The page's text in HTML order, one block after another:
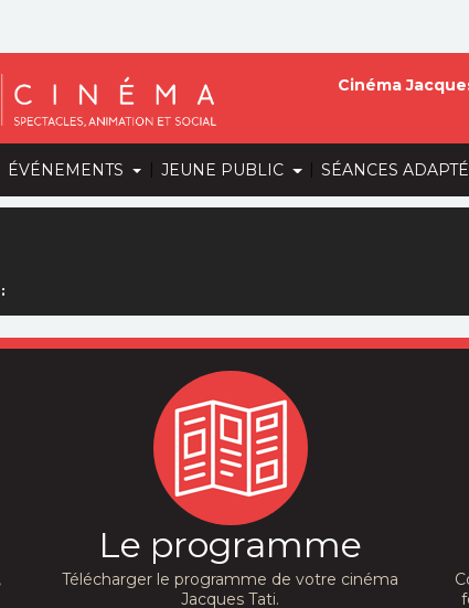
ÉVÉNEMENTS | JEUNE PUBLIC | SÉANCES
Cinéma
Le programme
Télécharger le programme de votre cinéma
Jacques Tati.